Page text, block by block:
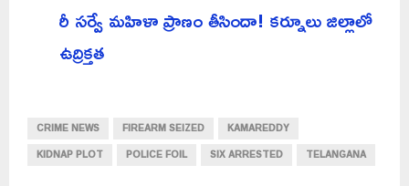
రీ సర్వే మహిళా ప్రాణం తీసిందా! కర్నూలు జిల్లాలో
ఉద్రిక్తత
CRIME NEWS FIREARM SEIZED
KAMAREDDY
KIDNAP PLOT
POLICE FOIL SIX ARRESTED TELANGANA